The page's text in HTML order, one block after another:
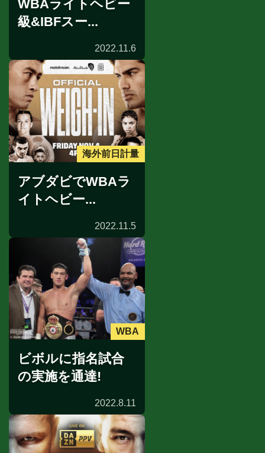
WBAライトヘビー
級&IBFスー...
2022.11.6
海外前日計量
アブダビでWBAラ
イトヘビー...
2022.11.5
WBA
ビボルに指名試合
の実施を通達!
2022.8.11